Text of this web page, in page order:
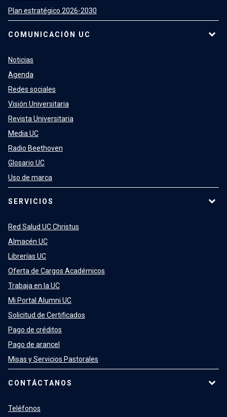
Plan estratégico 2026-2030
COMUNICACIÓN UC
Noticias
Agenda
Redes sociales
Visión Universitaria
Revista Universitaria
Media UC
Radio Beethoven
Glosario UC
Uso de marca
SERVICIOS
Red Salud UC Christus
Almacén UC
Librerías UC
Oferta de Cargos Académicos
Trabaja en la UC
Mi Portal Alumni UC
Solicitud de Certificados
Pago de créditos
Pago de arancel
Misas y Servicios Pastorales
CONTÁCTANOS
Teléfonos